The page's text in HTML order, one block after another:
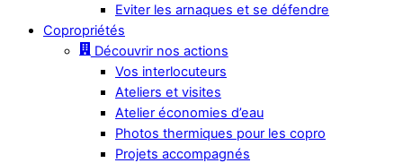
Eviter les arnaques et se défendre
Copropriétés
Découvrir nos actions
Vos interlocuteurs
Ateliers et visites
Atelier économies d’eau
Photos thermiques pour les copro
Projets accompagnés